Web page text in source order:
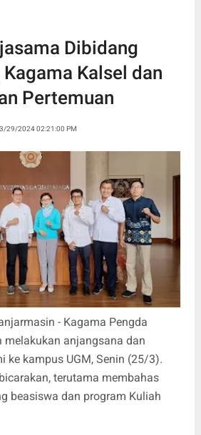
Dibidang
Kalsel dan
Pertemuan
3/29/2024 02:21:00 PM
- Kagama Pengda
melakukan anjangsana dan
ke kampus UGM, Senin (25/3).
terutama membahas
beasiswa dan program Kuliah